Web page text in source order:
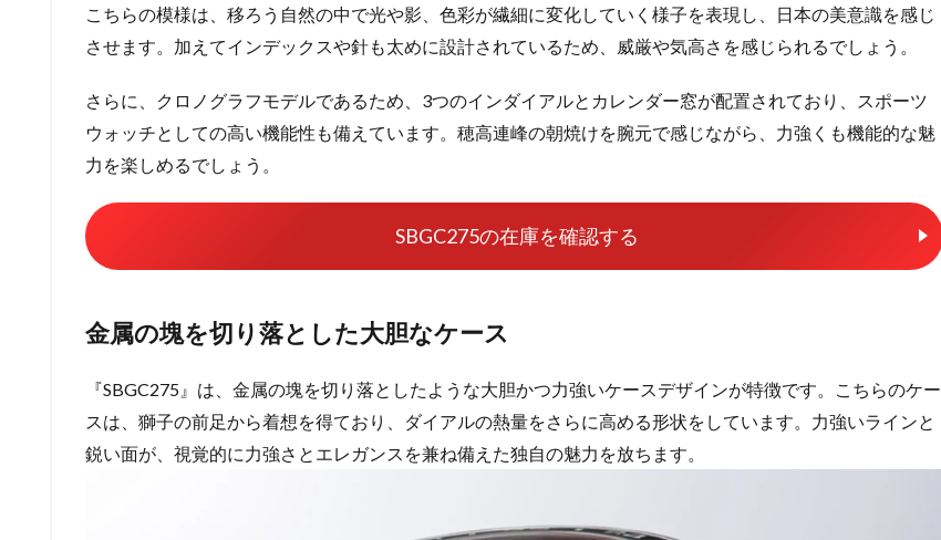
こちらの模様は、移ろう自然の中で光や影、色彩が繊細に変化していく様子を表現し、日本の美意識を感じ
させます。加えてインデックスや針も太めに設計されているため、威厳や気高さを感じられるでしょう。
さらに、クロノグラフモデルであるため、3つのインダイアルとカレンダー窓が配置されており、スポーツ
ウォッチとしての高い機能性も備えています。穂高連峰の朝焼けを腕元で感じながら、力強くも機能的な魅
力を楽しめるでしょう。
SBGC275の在庫を確認する
金属の塊を切り落とした大胆なケース
『SBGC275』は、金属の塊を切り落としたような大胆かつ力強いケースデザインが特徴です。こちらのケー
スは、獅子の前足から着想を得ており、ダイアルの熱量をさらに高める形状をしています。力強いラインと
鋭い面が、視覚的に力強さとエレガンスを兼ね備えた独自の魅力を放ちます。